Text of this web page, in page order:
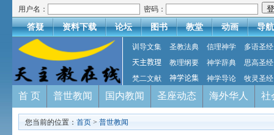
用户名： 密码：
答疑 资料下载 论坛 图书 教堂 动画 导航
训导文集 圣教法典 信理神学
多语圣经
天主教理
教理纲要 神学辞典
思高圣经
梵二文献
神学论集 神学导论 牧灵圣经
首 页 普世教闻 国内教闻 圣座动态 海外华人 社
您当前的位置： 首页 > 普世教闻